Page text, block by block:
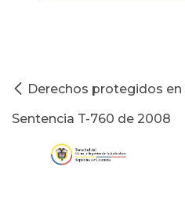
Derechos protegidos
Sentencia T-760 de 2008